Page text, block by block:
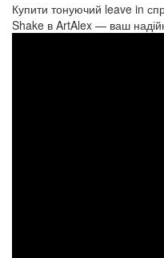
Купити тонуючий leave in
Shake в ArtAlex — ваш